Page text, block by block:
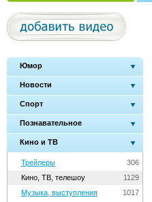
Юмор
Новости
Спорт
Познавательное
Кино и ТВ
306
Трейлеры
1129
Кино, ТВ, телешоу
1017
Музыка, выступления